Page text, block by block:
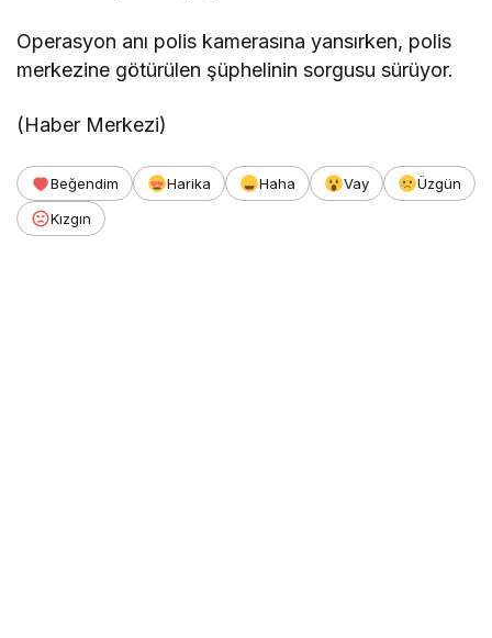
Operasyon anı polis kamerasına yansırken, polis
merkezine götürülen şüphelinin sorgusu sürüyor.
(Haber Merkezi)
Beğendim Harika Haha Vay
Üzgün
Kızgın